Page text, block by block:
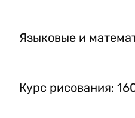
Языковые и
Курс рисования: